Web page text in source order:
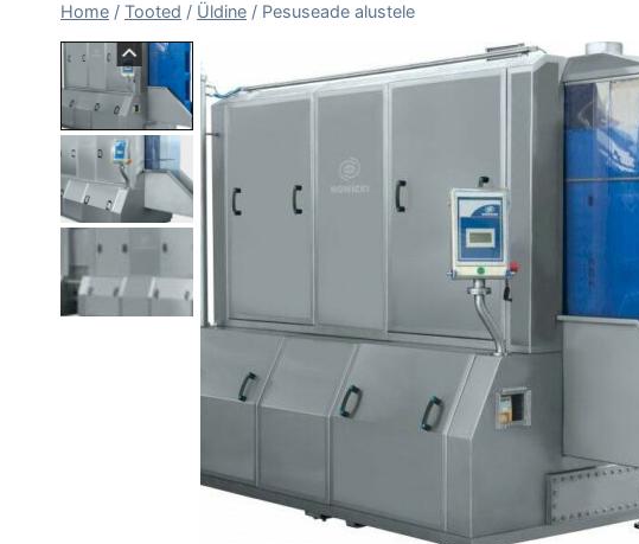
Home / Tooted / Üldine / Pesuseade alustele